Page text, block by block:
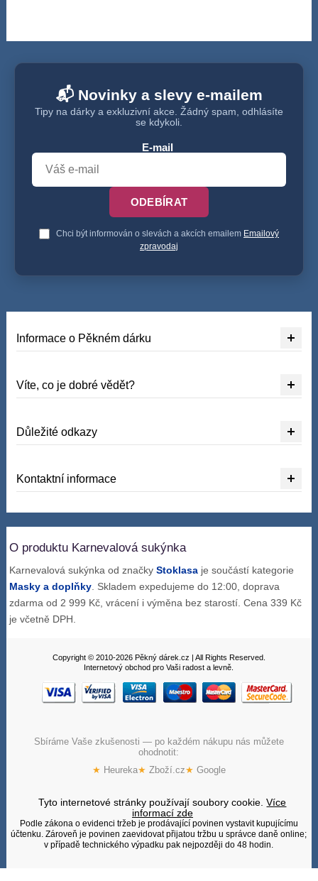
📬 Novinky a slevy e-mailem
Tipy na dárky a exkluzivní akce. Žádný spam, odhlásíte
se kdykoli.
E-mail
ODEBÍRAT
Chci být informován o slevách a akcích emailem Emailový
zpravodaj
Informace o Pěkném dárku
Víte, co je dobré vědět?
Důležité odkazy
Kontaktní informace
O produktu Karnevalová sukýnka
Karnevalová sukýnka od značkyStoklasa je součástí kategorie
Masky a doplňky. Skladem expedujeme do 12:00, doprava
zdarma od 2 999 Kč, vrácení i výměna bez starostí. Cena 339 Kč
je včetně DPH.
Copyright © 2010-2026 Pěkný dárek.cz | All Rights Reserved.
Internetový obchod pro Vaši radost a levně.
Sbíráme Vaše zkušenosti — po každém nákupu nás můžete
ohodnotit:
★ Heureka★ Zboží.cz★ Google
Tyto internetové stránky používají soubory cookie.Více
informací zde
Podle zákona o evidenci tržeb je prodávající povinen vystavit kupujícímu
účtenku. Zároveň je povinen zaevidovat přijatou tržbu u správce daně online;
v případě technického výpadku pak nejpozději do 48 hodin.